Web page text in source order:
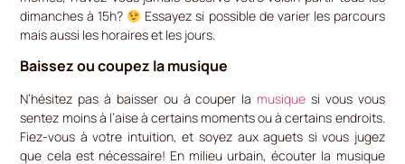
dimanches à 15h?
Essayez si possible de varier les parcours
mais aussi les horaires et les jours.
Baissez ou coupez la musique
N’hésitez pas à baisser ou à couper la musique si vous vous
sentez moins à l’aise à certains moments ou à certains endroits.
Fiez-vous à votre intuition, et soyez aux aguets si vous jugez
que cela est nécessaire! En milieu urbain, écouter la musique